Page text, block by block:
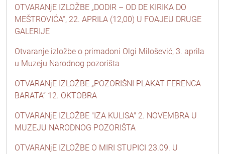
OTVARANjE IZLOŽBE „DODIR – OD DE KIRIKA DO
MEŠTROVIĆA“, 22. APRILA (12,00) U FOAJEU DRUGE
GALERIJE
Otvaranje izložbe o primadoni Olgi Milošević, 3. aprila
u Muzeju Narodnog pozorišta
OTVARANjE IZLOŽBE „POZORIŠNI PLAKAT FERENCA
BARATA“ 12. OKTOBRA
OTVARANjE IZLOŽBE "IZA KULISA" 2. NOVEMBRA U
MUZEJU NARODNOG POZORIŠTA
OTVARANjE IZLOŽBE O MIRI STUPICI 23.09. U